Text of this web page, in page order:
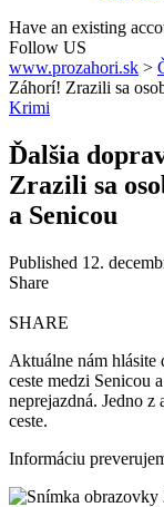
Have an existing
Follow US
www.prozahori.sk >
Záhorí! Zrazili sa
Krimi
Ďalšia
Zrazili sa
a Senicou
Published 12.
Share
SHARE
Aktuálne nám hlásite
ceste medzi Senicou
neprejazdná. Jedno z
ceste.
Informáciu